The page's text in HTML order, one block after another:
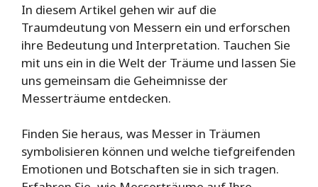
In diesem Artikel gehen wir auf die
Traumdeutung von Messern ein und erforschen
ihre Bedeutung und Interpretation. Tauchen Sie
mit uns ein in die Welt der Träume und lassen Sie
uns gemeinsam die Geheimnisse der
Messerträume entdecken.
Finden Sie heraus, was Messer in Träumen
symbolisieren können und welche tiefgreifenden
Emotionen und Botschaften sie in sich tragen.